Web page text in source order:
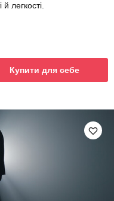
легкості.
Купити для себе